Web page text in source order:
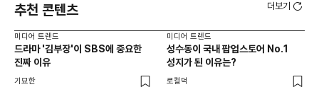
추천 콘텐츠 더보기
미디어 트렌드
드라마 '김부장'이 SBS에 중요한
진짜 이유
기묘한
미디어 트렌드
성수동이 국내 팝업스토어 No.1
성지가 된 이유는?
로컬덕